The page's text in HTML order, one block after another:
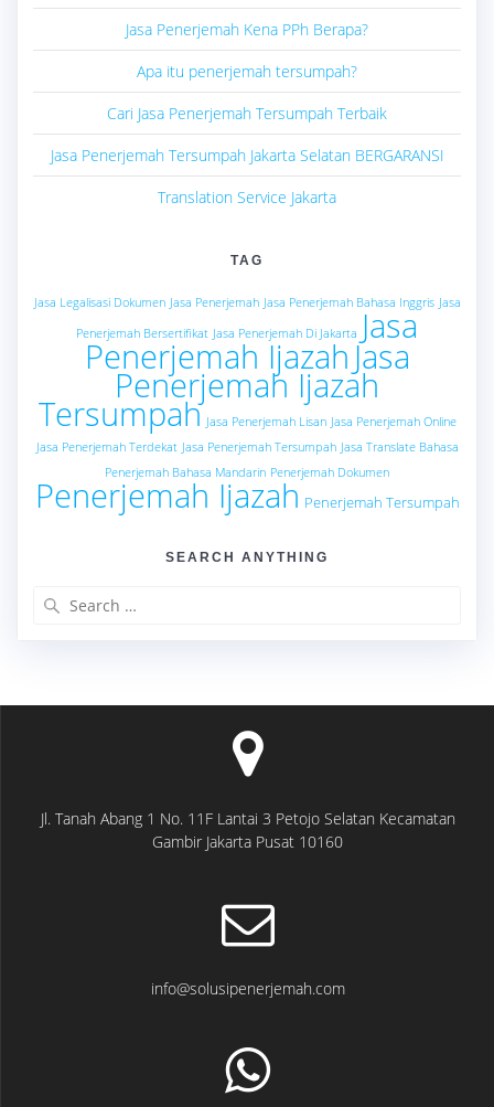
Jasa Penerjemah Kena PPh Berapa?
Apa itu penerjemah tersumpah?
Cari Jasa Penerjemah Tersumpah Terbaik
Jasa Penerjemah Tersumpah Jakarta Selatan BERGARANSI
Translation Service Jakarta
TAG
Jasa Legalisasi Dokumen Jasa Penerjemah Jasa Penerjemah Bahasa Inggris Jasa
Penerjemah Bersertifikat Jasa Penerjemah Di Jakarta Jasa
Penerjemah Ijazah Jasa
Penerjemah Ijazah
Tersumpah Jasa Penerjemah Lisan Jasa Penerjemah Online
Jasa Penerjemah Terdekat Jasa Penerjemah Tersumpah Jasa Translate Bahasa
Penerjemah Bahasa Mandarin Penerjemah Dokumen
Penerjemah Ijazah Penerjemah Tersumpah
SEARCH ANYTHING
Jl. Tanah Abang 1 No. 11F Lantai 3 Petojo Selatan Kecamatan
Gambir Jakarta Pusat 10160
info@solusipenerjemah.com